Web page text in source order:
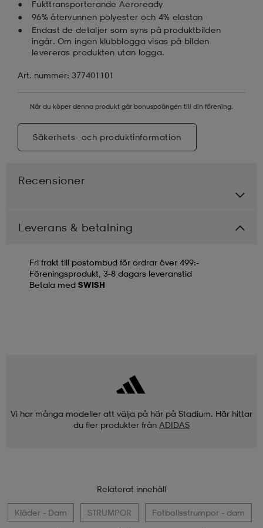
Fukttransporterande Aeroready
96% återvunnen polyester och 4% elastan
Endast de detaljer som syns på produktbilden
ingår. Om ingen klubblogga visas på bilden
levereras produkten utan logga.
Art. nummer: 377401101
När du köper denna produkt går bonuspoängen till din förening.
Säkerhets- och produktinformation
Recensioner
Leverans & betalning
Fri frakt till postombud för ordrar över 499:-
Föreningsprodukt, 3-8 dagars leveranstid
Betala med SWISH
Vi har många modeller att välja på här på Stadium. Här hittar
du fler produkter från ADIDAS
Relaterat innehåll
Kläder - Dam STRUMPOR Fotbollsstrumpor - dam